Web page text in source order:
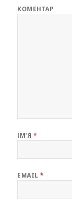
КОМЕНТАР
ІМ'Я *
EMAIL*